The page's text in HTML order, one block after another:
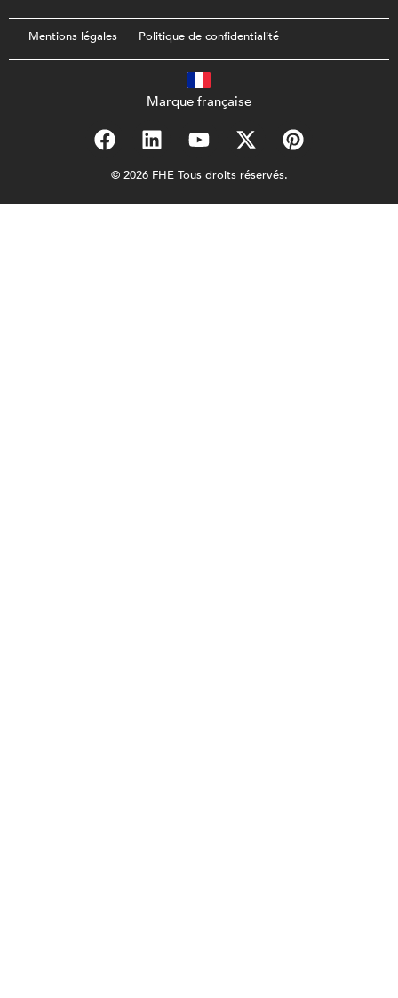
Mentions légales Politique de confidentialité
Marque française
© 2026 FHE Tous droits réservés.